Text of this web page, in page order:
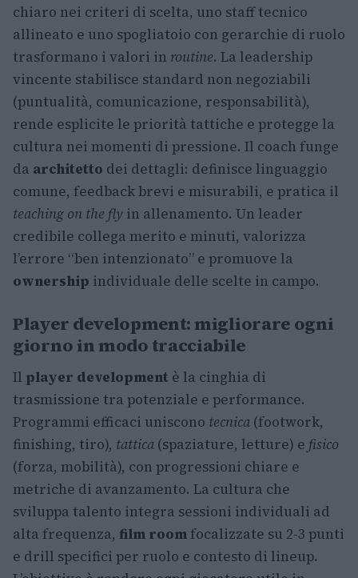
chiaro nei criteri di scelta, uno staff tecnico
allineato e uno spogliatoio con gerarchie di ruolo
trasformano i valori in routine. La leadership
vincente stabilisce standard non negoziabili
(puntualità, comunicazione, responsabilità),
rende esplicite le priorità tattiche e protegge la
cultura nei momenti di pressione. Il coach funge
da architetto dei dettagli: definisce linguaggio
comune, feedback brevi e misurabili, e pratica il
teaching on the fly in allenamento. Un leader
credibile collega merito e minuti, valorizza
l’errore “ben intenzionato” e promuove la
ownership individuale delle scelte in campo.
Player development: migliorare ogni
giorno in modo tracciabile
Il player development è la cinghia di
trasmissione tra potenziale e performance.
Programmi efficaci uniscono tecnica (footwork,
finishing, tiro), tattica (spaziature, letture) e fisico
(forza, mobilità), con progressioni chiare e
metriche di avanzamento. La cultura che
sviluppa talento integra sessioni individuali ad
alta frequenza, film room focalizzate su 2-3 punti
e drill specifici per ruolo e contesto di lineup.